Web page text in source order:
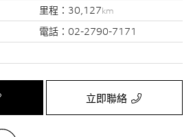
里程： 30,127km
電話： 02-2790-7171
立即聯絡